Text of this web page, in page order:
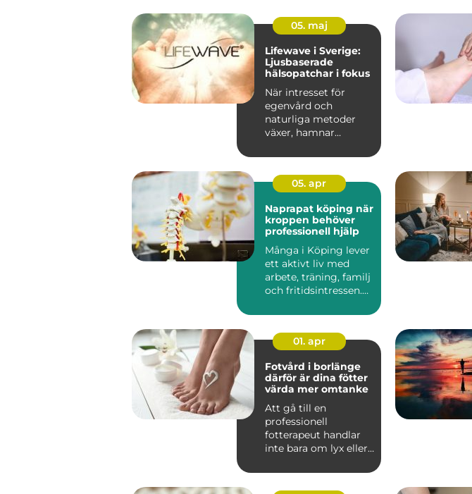
05. maj
Lifewave i Sverige:
Ljusbaserade
hälsopatchar i fokus
När intresset för
egenvård och
naturliga metoder
växer, hamnar
05. apr
Naprapat köping när
kroppen behöver
professionell hjälp
Många i Köping lever
ett aktivt liv med
arbete, träning, familj
och fritidsintressen.
01. apr
Fotvård i borlänge
därför är dina fötter
värda mer omtanke
Att gå till en
professionell
fotterapeut handlar
inte bara om lyx eller
stunden. F...